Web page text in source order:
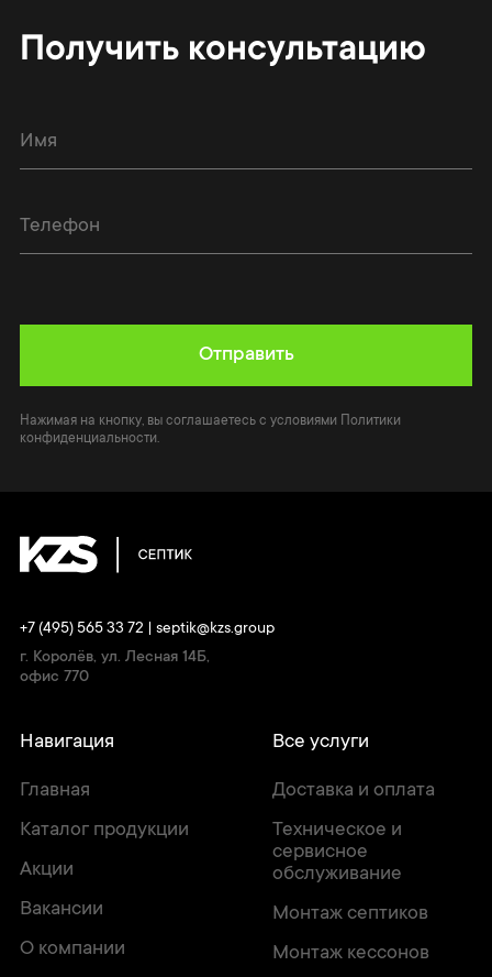
Получить консультацию
Отправить
Нажимая на кнопку, вы соглашаетесь с условиями Политики
конфиденциальности.
+7 (495) 565 33 72
septik@kzs.group
г. Королёв, ул. Лесная 14Б,
офис 770
Навигация
Главная
Каталог продукции
Акции
Вакансии
О компании
Все услуги
Доставка и оплата
Техническое и
сервисное
обслуживание
Монтаж септиков
Монтаж кессонов